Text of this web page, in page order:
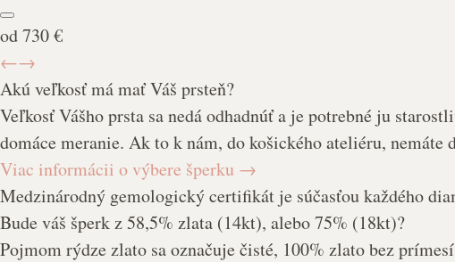
od730 €
←→
Akú veľkosť má mať Váš prsteň?
Veľkosť Vášho prsta sa nedá odhadnúť a je potrebné ju
domáce meranie. Ak to k nám, do košického ateliéru, nemáte
Viac informácii o výbere šperku →
Medzinárodný gemologický certifikát je súčasťou každého
Bude váš šperk z 58,5% zlata (14kt), alebo 75% (18kt)?
Pojmom rýdze zlato sa označuje čisté, 100% zlato bez